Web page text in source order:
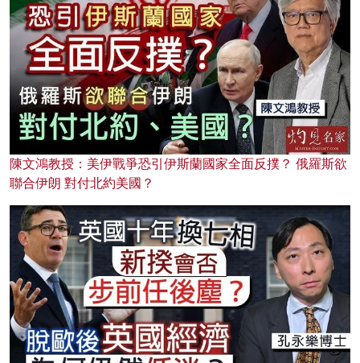
陳文鴻教授：美伊戰爭恐引伊斯蘭國家全面反撲？ 俄羅斯欲
聯合伊朗 對付北約美國？